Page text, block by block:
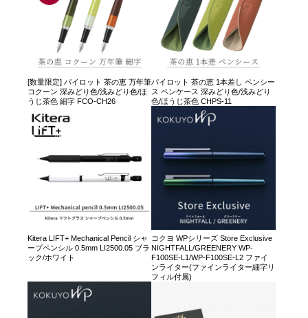
[数量限定] パイロット 茶の恵 万年筆
コクーン 深みどり色/浅みどり色/ほ
うじ茶色 細字 FCO-CH26
パイロット 茶の恵 1本差し ペンシー
ス ペンケース 深みどり色/浅みどり
色/ほうじ茶色 CHPS-11
Kitera LIFT+ Mechanical Pencil シャ
ープペンシル 0.5mm LI2500.05 ブラ
ック/ホワイト
コクヨ WPシリーズ Store Exclusive
NIGHTFALL/GREENERY WP-
F100SE-L1/WP-F100SE-L2 ファイ
ンライター(ファインライター細字リ
フィル付属)